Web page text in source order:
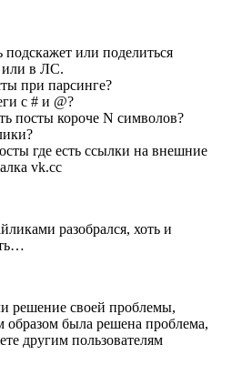
или поделиться
или в ЛС.
при парсинге?
c # и @?
посты короче N символов?
где есть ссылки на внешние
vk.cc
разобрался, хоть и
решение своей проблемы,
образом была решена проблема,
другим пользователям